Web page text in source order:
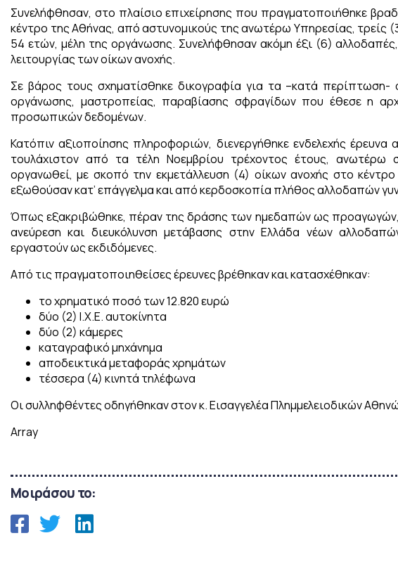
Συνελήφθησαν, στο πλαίσιο επιχείρησης που πραγματοποιήθηκε
κέντρο της Αθήνας, από αστυνομικούς της ανωτέρω Υπηρεσίας, τρείς
54 ετών, μέλη της οργάνωσης. Συνελήφθησαν ακόμη έξι (6)
λειτουργίας των οίκων ανοχής.
Σε βάρος τους σχηματίσθηκε δικογραφία για τα –κατά περίπτωση-
οργάνωσης, μαστροπείας, παραβίασης σφραγίδων που έθεσε η
προσωπικών δεδομένων.
Κατόπιν αξιοποίησης πληροφοριών, διενεργήθηκε ενδελεχής
τουλάχιστον από τα τέλη Νοεμβρίου τρέχοντος έτους, ανωτέρω
οργανωθεί, με σκοπό την εκμετάλλευση (4) οίκων ανοχής στο
εξωθούσαν κατ’ επάγγελμα και από κερδοσκοπία πλήθος αλλοδαπών
Όπως εξακριβώθηκε, πέραν της δράσης των ημεδαπών ως προαγωγών,
ανεύρεση και διευκόλυνση μετάβασης στην Ελλάδα νέων
εργαστούν ως εκδιδόμενες.
Από τις πραγματοποιηθείσες έρευνες βρέθηκαν και κατασχέθηκαν:
το χρηματικό ποσό των 12.820 ευρώ
δύο (2) Ι.Χ.Ε. αυτοκίνητα
δύο (2) κάμερες
καταγραφικό μηχάνημα
αποδεικτικά μεταφοράς χρημάτων
τέσσερα (4) κινητά τηλέφωνα
Οι συλληφθέντες οδηγήθηκαν στον κ. Εισαγγελέα Πλημμελειοδικών
Array
Μοιράσου το: